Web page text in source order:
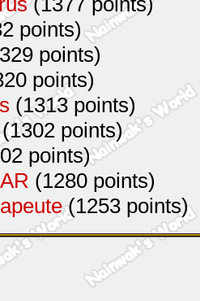
points)
points)
points)
(1313 points)
points)
points)
(1280 points)
(1253 points)